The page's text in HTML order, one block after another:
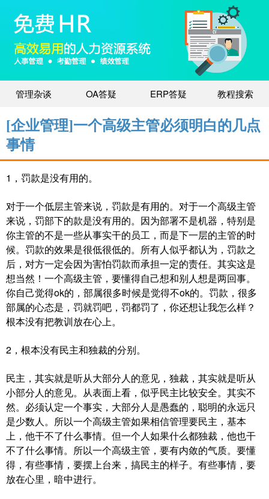
管理杂谈 OA答疑 ERP答疑 教程搜索
[企业管理]一个高级主管必须明白的几点
事情
1，罚款是没有用的。
对于一个低层主管来说，罚款是有用的。对于一个高级主管
来说，罚部下的款是没有用的。因为部署不是机器，特别是
你主管的不是一些从事实干的员工，而是下一层的主管的时
候。罚款的效果是很低很低的。所有人似乎都认为，罚款之
后，对方一定会因为害怕罚款而承担一定的责任。其实这是
想当然！一个高级主管，要懂得自己想和别人想是两回事。
你自己觉得ok的，部属很多时候是觉得不ok的。罚款，很多
部属的心态是，罚就罚吧，罚都罚了，你还想让我怎么样？
根本没有把教训放在心上。
2，根本没有民主和独裁的分别。
民主，其实就是听从大部分人的意见，独裁，其实就是听从
小部分人的意见。从表面上看，似乎民主比较安全。其实不
然。必须认定一个事实，大部分人是愚蠢的，聪明的永远只
是少数人。所以一个高级主管如果相信管理要民主，基本
上，他干不了什么事情。但一个人如果什么都独裁，他也干
不了什么事情。所以一个高级主管，要有内敛的气质。要懂
得，有些事情，要摆上台来，搞民主的样子。有些事情，要
放在心里，暗中进行。